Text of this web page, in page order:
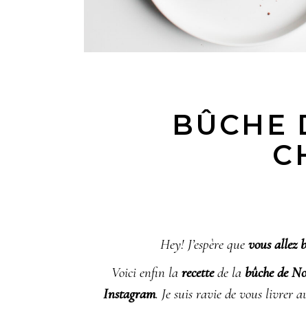
BÛCHE
Hey! J’espère quevous allez
Voici enfin la recettede la bûche de
Instagram. Je suis ravie de vous livrer